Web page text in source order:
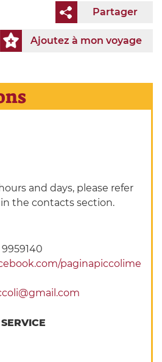
Partager
Ajoutez à mon voyage
and days, please refer
the contacts section.
9959140
paginapiccolime